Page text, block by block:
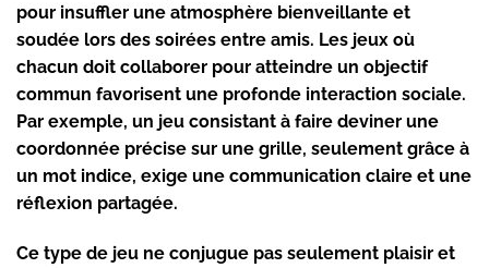
pour insuffler une atmosphère bienveillante et
soudée lors des soirées entre amis. Les jeux où
chacun doit collaborer pour atteindre un objectif
commun favorisent une profonde interaction sociale.
Par exemple, un jeu consistant à faire deviner une
coordonnée précise sur une grille, seulement grâce à
un mot indice, exige une communication claire et une
réflexion partagée.
Ce type de jeu ne conjugue pas seulement plaisir et